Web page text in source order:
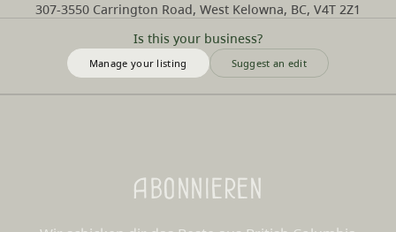
Is this your business?
Manage your listing Suggest an edit
307-3550 Carrington Road, West Kelowna, BC, V4T 2Z1
Abonnieren